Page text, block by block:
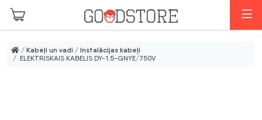
Skip to main content
/ Kabeļi un vadi / Instalācijas kabeļi
/ ELEKTRISKAIS KABELIS DY-1.5-GNYE/750V